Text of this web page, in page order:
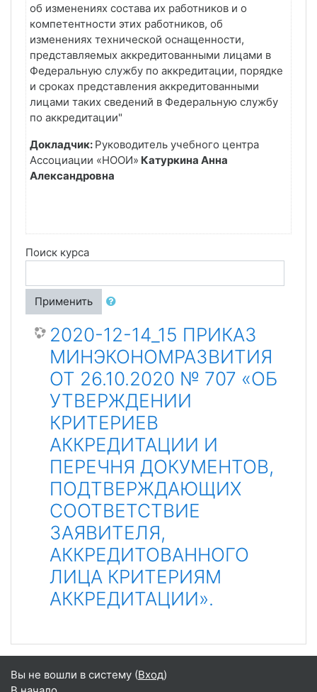
об изменениях состава их работников и о
компетентности этих работников, об
изменениях технической оснащенности,
представляемых аккредитованными лицами в
Федеральную службу по аккредитации, порядке
и сроках представления аккредитованными
лицами таких сведений в Федеральную службу
по аккредитации"
Докладчик: Руководитель учебного центра
Ассоциации «НООИ» Катуркина Анна
Александровна
Поиск курса
Применить
2020-12-14_15 ПРИКАЗ
МИНЭКОНОМРАЗВИТИЯ
ОТ 26.10.2020 № 707 «ОБ
УТВЕРЖДЕНИИ
КРИТЕРИЕВ
АККРЕДИТАЦИИ И
ПЕРЕЧНЯ ДОКУМЕНТОВ,
ПОДТВЕРЖДАЮЩИХ
СООТВЕТСТВИЕ
ЗАЯВИТЕЛЯ,
АККРЕДИТОВАННОГО
ЛИЦА КРИТЕРИЯМ
АККРЕДИТАЦИИ».
Вы не вошли в систему (Вход)